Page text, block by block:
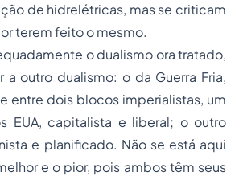
de hidrelétricas, mas se criticam
terem feito o mesmo.
o dualismo ora tratado,
a outro dualismo: o da Guerra Fria,
entre dois blocos imperialistas, um
EUA, capitalista e liberal; o outro
e planificado. Não se está aqui
e o pior, pois ambos têm seus